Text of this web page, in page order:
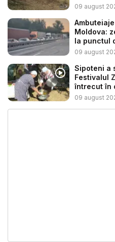
09 august
Moldova:
la punctul
09 august
Sipoteni a
Festivalul
întrecut în
„Tăiței...
09 august